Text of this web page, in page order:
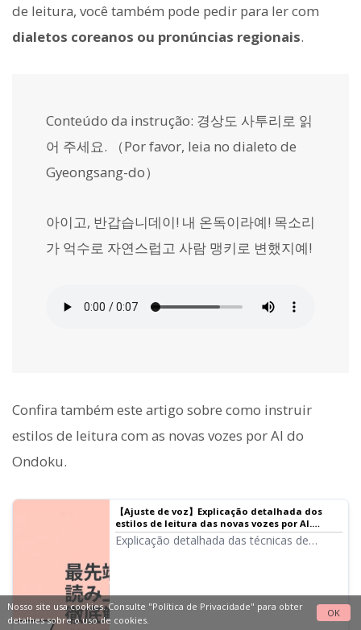
de leitura, você também pode pedir para ler com
dialetos coreanos ou pronúncias regionais.
Conteúdo da instrução: 경상도 사투리로 읽
어 주세요. （Por favor, leia no dialeto de
Gyeongsang-do）
아이고, 반갑습니데이! 내 온독이라예! 목소리
가 억수로 자연스럽고 사람 맹키로 변했지예!
Confira também este artigo sobre como instruir
estilos de leitura com as novas vozes por AI do
Ondoku.
【Ajuste de voz】Explicação detalhada dos
estilos de leitura das novas vozes por AI.
Expressões emocionais e atuações mais
humanas agora são possíveis gratuitamente!
Explicação detalhada das técnicas de
especificação de idade, vozes de
personagens, dialetos e até idiomas
Nosso site usa cookies. Consulte "Política de Privacidade" para obter
detalhes sobre o uso de cookies.
OK